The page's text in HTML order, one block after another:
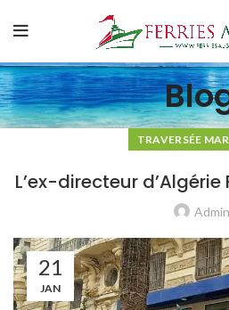
TRAVERSÉE
L’ex-directeur
Admin
21
JAN